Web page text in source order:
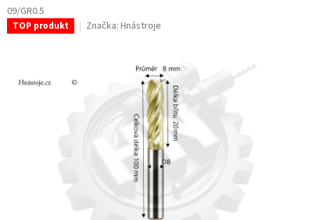
09/GR0.5
TOP produkt Značka: Hnástroje